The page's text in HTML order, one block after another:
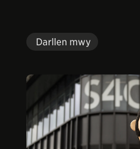
Darllen mwy